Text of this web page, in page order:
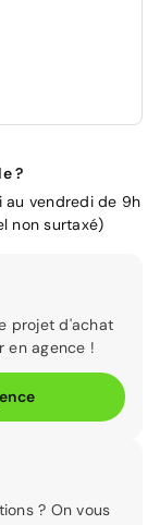
?
au vendredi de 9h
non surtaxé)
projet d'achat
en agence !
? On vous